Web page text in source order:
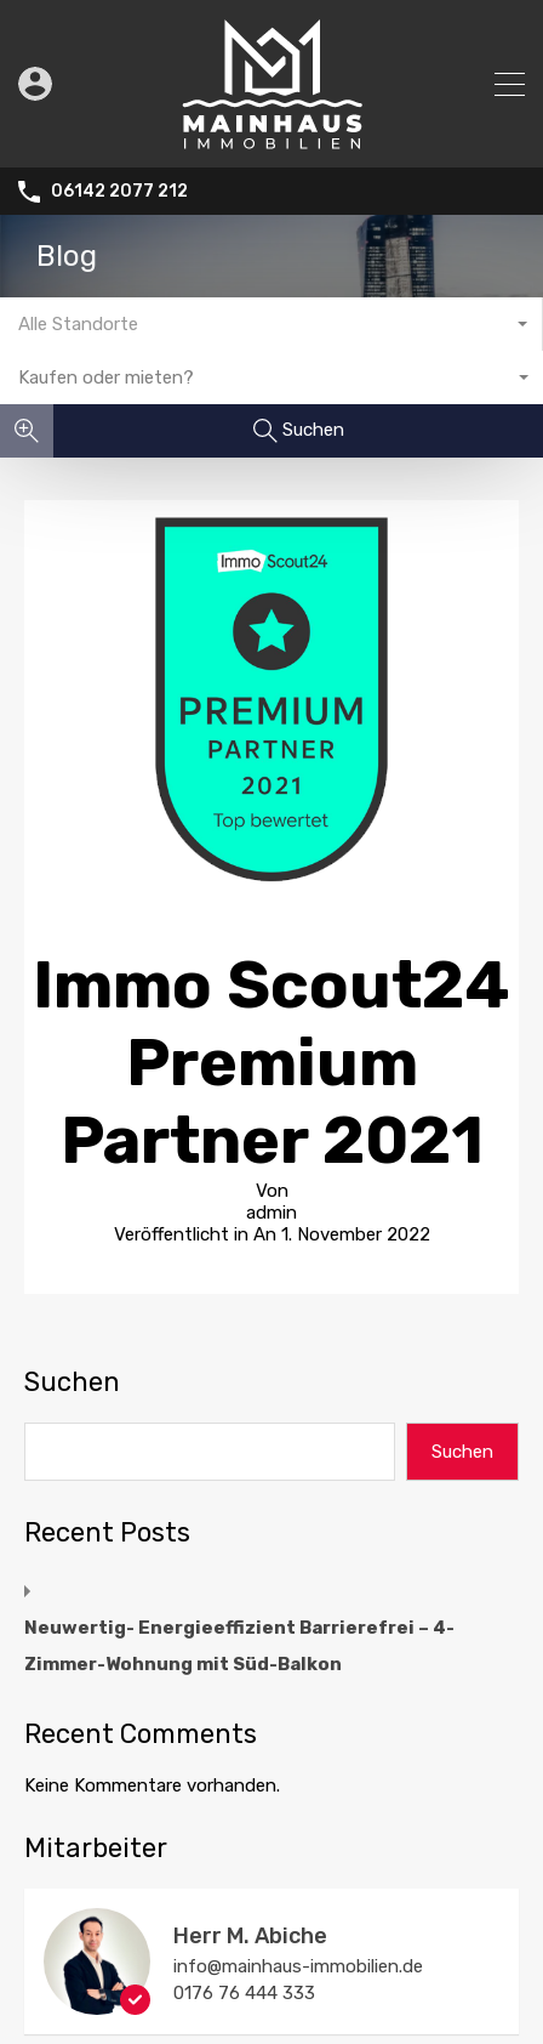
06142 2077 212
Blog
Alle Standorte
Kaufen oder mieten?
Suchen
Immo Scout24
Premium
Partner 2021
Von
admin
Veröffentlicht in An 1. November 2022
Suchen
Suchen
Recent Posts
Neuwertig- Energieeffizient Barrierefrei – 4-
Zimmer-Wohnung mit Süd-Balkon
Recent Comments
Keine Kommentare vorhanden.
Mitarbeiter
Herr M. Abiche
info@mainhaus-immobilien.de
0176 76 444 333